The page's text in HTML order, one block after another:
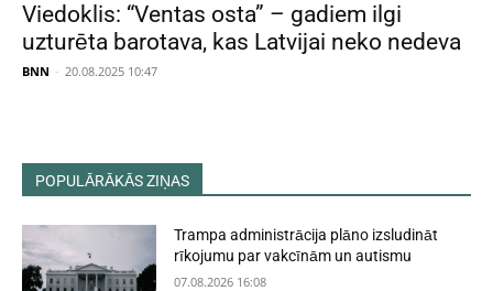
Viedoklis: “Ventas osta” – gadiem ilgi
uzturēta barotava, kas Latvijai neko nedeva
BNN - 20.08.2025 10:47
POPULĀRĀKĀS ZIŅAS
Trampa administrācija plāno izsludināt
rīkojumu par vakcīnām un autismu
07.08.2026 16:08